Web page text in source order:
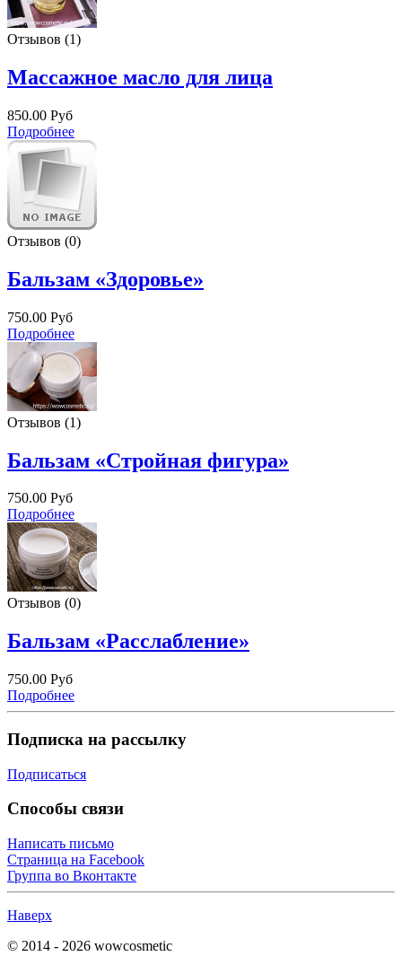
Отзывов (1)
Массажное масло для лица
850.00 Руб
Подробнее
Отзывов (0)
Бальзам «Здоровье»
750.00 Руб
Подробнее
Отзывов (1)
Бальзам «Стройная фигура»
750.00 Руб
Подробнее
Отзывов (0)
Бальзам «Расслабление»
750.00 Руб
Подробнее
Подписка на рассылку
Подписаться
Способы связи
Написать письмо
Страница на Facebook
Группа во Вконтакте
Наверх
© 2014 - 2026 wowcosmetic